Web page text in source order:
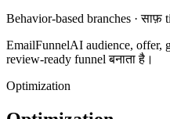
Behavior-based branches · साफ़
EmailFunnelAI audience, offer,
review-ready funnel बनाता है।
Optimization